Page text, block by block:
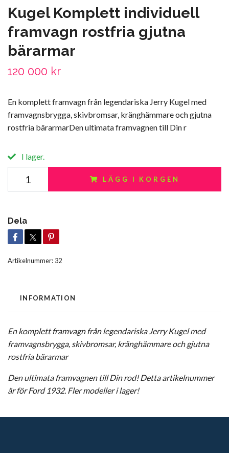
Kugel Komplett individuell
framvagn rostfria gjutna
bärarmar
120 000 kr
En komplett framvagn från legendariska Jerry Kugel med
framvagnsbrygga, skivbromsar, kränghämmare och gjutna
rostfria bärarmarDen ultimata framvagnen till Din r
I lager.
LÄGG I KORGEN
Dela
Artikelnummer: 32
INFORMATION
En komplett framvagn från legendariska Jerry Kugel med
framvagnsbrygga, skivbromsar, kränghämmare och gjutna
rostfria bärarmar
Den ultimata framvagnen till Din rod! Detta artikelnummer
är för Ford 1932. Fler modeller i lager!